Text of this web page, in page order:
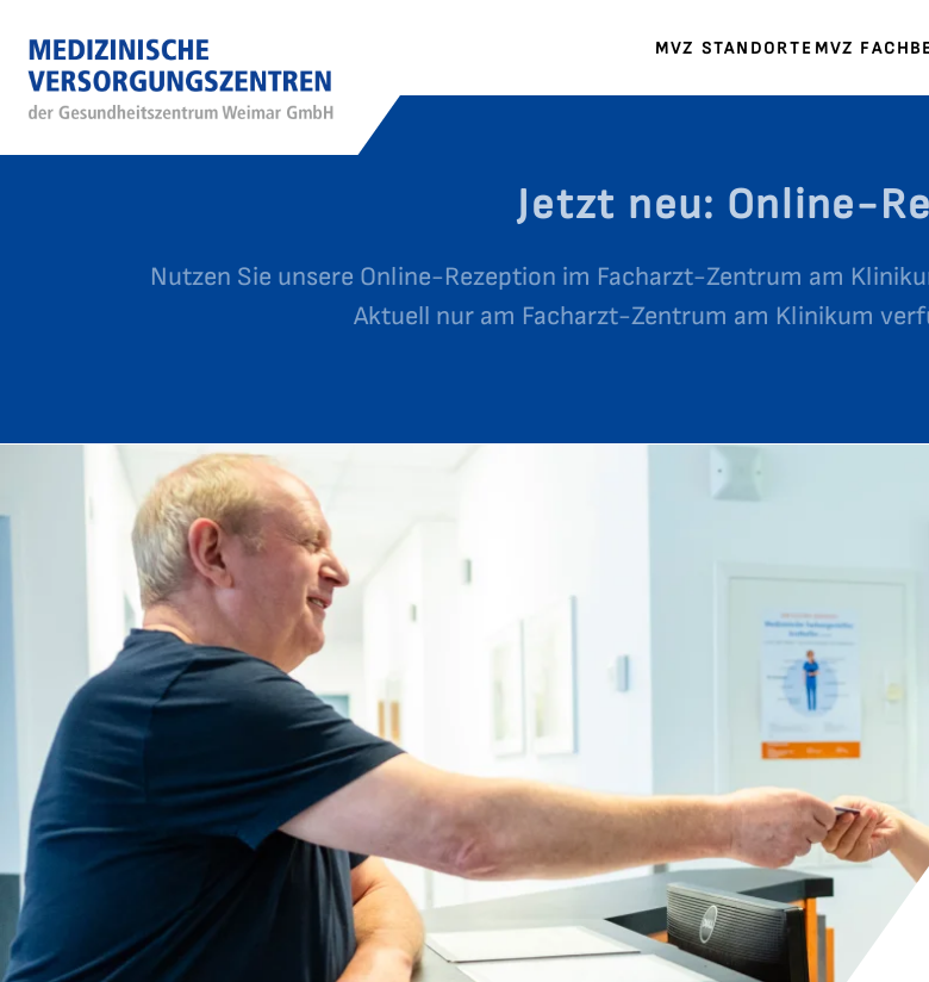
MVZ STANDORTE MVZ
Jetzt neu: Online-
Nutzen Sie unsere Online-Rezeption im Facharzt-Zentrum am
Aktuell nur am Facharzt-Zentrum am Klinikum